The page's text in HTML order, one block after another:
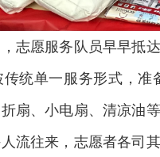
志愿服务队员早早抵
统单一服务形式，
扇、小电扇、清凉油
流往来，志愿者各司